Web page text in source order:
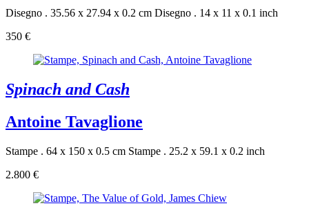
Disegno . 35.56 x 27.94 x 0.2 cm Disegno . 14 x 11 x 0.1 inch
350 €
Spinach and Cash
Antoine Tavaglione
Stampe . 64 x 150 x 0.5 cm Stampe . 25.2 x 59.1 x 0.2 inch
2.800 €